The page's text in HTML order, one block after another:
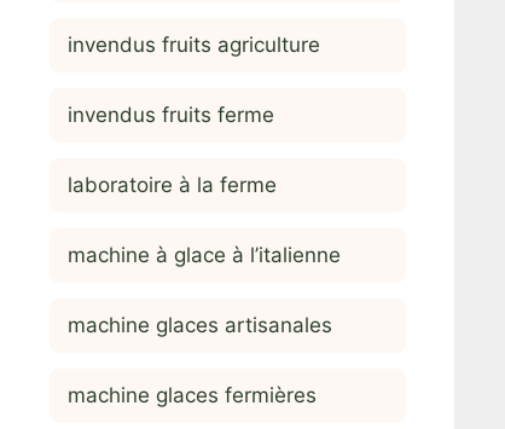
invendus fruits agriculture
invendus fruits ferme
laboratoire à la ferme
machine à glace à l’italienne
machine glaces artisanales
machine glaces fermières